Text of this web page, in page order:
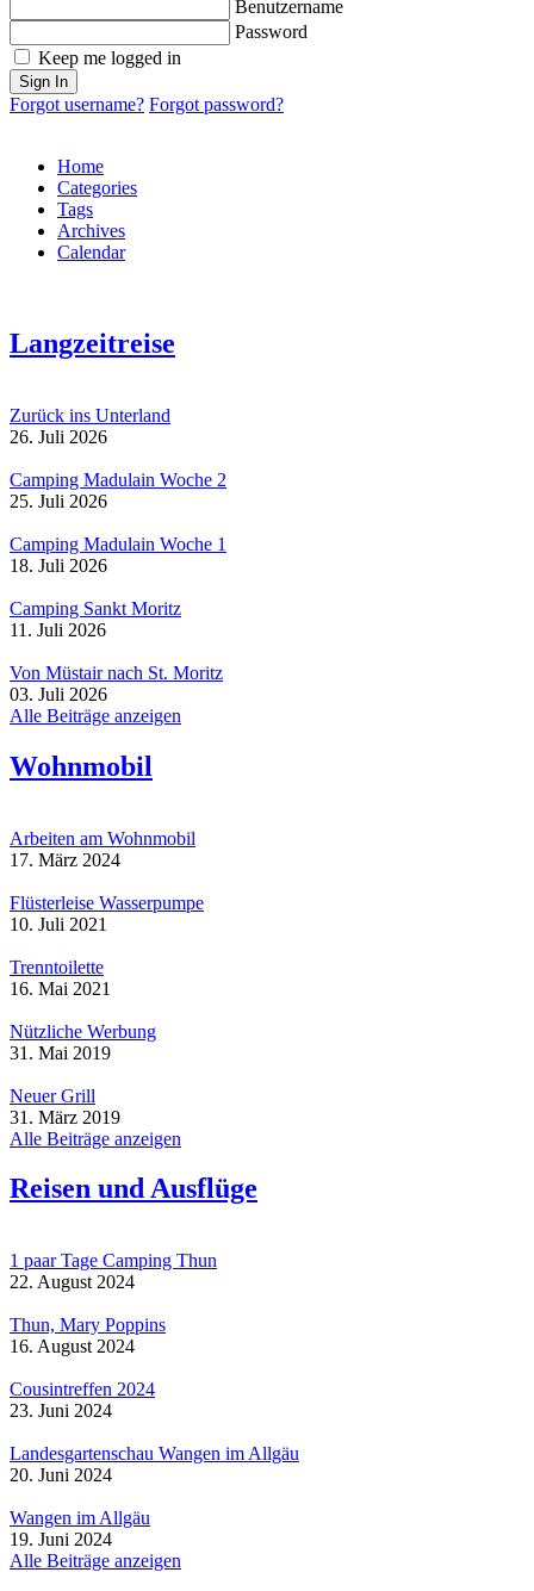
Benutzername
Password
Keep me logged in
Sign In
Forgot username? Forgot password?
Home
Categories
Tags
Archives
Calendar
Langzeitreise
Zurück ins Unterland
26. Juli 2026
Camping Madulain Woche 2
25. Juli 2026
Camping Madulain Woche 1
18. Juli 2026
Camping Sankt Moritz
11. Juli 2026
Von Müstair nach St. Moritz
03. Juli 2026
Alle Beiträge anzeigen
Wohnmobil
Arbeiten am Wohnmobil
17. März 2024
Flüsterleise Wasserpumpe
10. Juli 2021
Trenntoilette
16. Mai 2021
Nützliche Werbung
31. Mai 2019
Neuer Grill
31. März 2019
Alle Beiträge anzeigen
Reisen und Ausflüge
1 paar Tage Camping Thun
22. August 2024
Thun, Mary Poppins
16. August 2024
Cousintreffen 2024
23. Juni 2024
Landesgartenschau Wangen im Allgäu
20. Juni 2024
Wangen im Allgäu
19. Juni 2024
Alle Beiträge anzeigen